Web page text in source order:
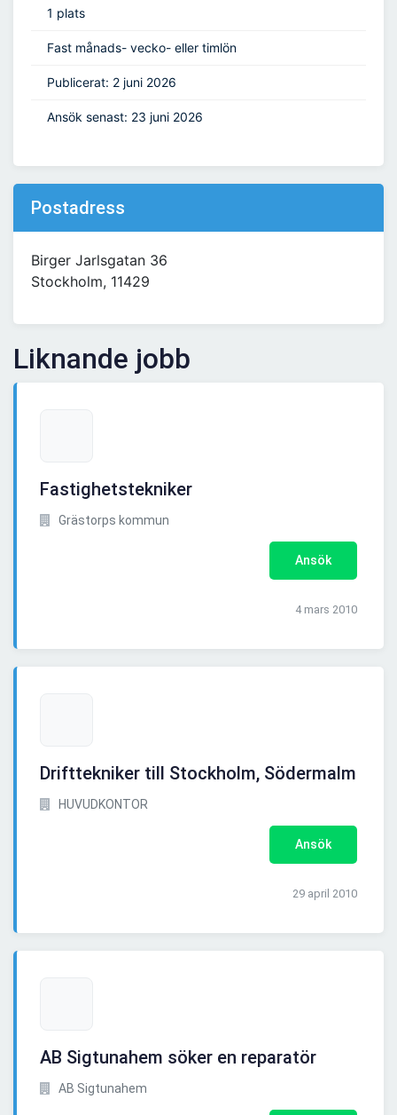
1 plats
Fast månads- vecko- eller timlön
Publicerat: 2 juni 2026
Ansök senast: 23 juni 2026
Postadress
Birger Jarlsgatan 36
Stockholm, 11429
Liknande jobb
Fastighetstekniker
Grästorps kommun
Ansök
4 mars 2010
Drifttekniker till Stockholm, Södermalm
HUVUDKONTOR
Ansök
29 april 2010
AB Sigtunahem söker en reparatör
AB Sigtunahem